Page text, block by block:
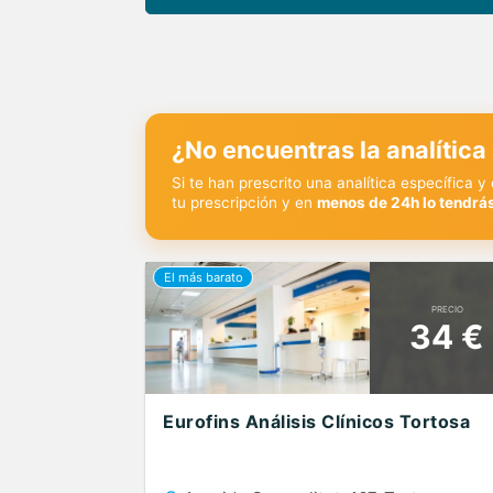
¿No encuentras la
Si te han prescrito una analítica específica y
tu prescripción y en menos de 24h lo
PRECIO
34 €
Eurofins Análisis Clínicos Tortosa